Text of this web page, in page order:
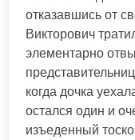
отказавшись от
Викторович
элементарно
когда дочка
остался один и
изъеденный